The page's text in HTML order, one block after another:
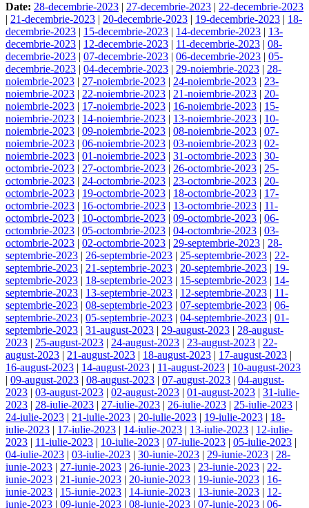
Date: 28-decembrie-2023 | 27-decembrie-2023 | 22-decembrie-2023
| 21-decembrie-2023 | 20-decembrie-2023 | 19-decembrie-2023 | 18-
decembrie-2023 | 15-decembrie-2023 | 14-decembrie-2023 | 13-
decembrie-2023 | 12-decembrie-2023 | 11-decembrie-2023 | 08-
decembrie-2023 | 07-decembrie-2023 | 06-decembrie-2023 | 05-
decembrie-2023 | 04-decembrie-2023 | 29-noiembrie-2023 | 28-
noiembrie-2023 | 27-noiembrie-2023 | 24-noiembrie-2023 | 23-
noiembrie-2023 | 22-noiembrie-2023 | 21-noiembrie-2023 | 20-
noiembrie-2023 | 17-noiembrie-2023 | 16-noiembrie-2023 | 15-
noiembrie-2023 | 14-noiembrie-2023 | 13-noiembrie-2023 | 10-
noiembrie-2023 | 09-noiembrie-2023 | 08-noiembrie-2023 | 07-
noiembrie-2023 | 06-noiembrie-2023 | 03-noiembrie-2023 | 02-
noiembrie-2023 | 01-noiembrie-2023 | 31-octombrie-2023 | 30-
octombrie-2023 | 27-octombrie-2023 | 26-octombrie-2023 | 25-
octombrie-2023 | 24-octombrie-2023 | 23-octombrie-2023 | 20-
octombrie-2023 | 19-octombrie-2023 | 18-octombrie-2023 | 17-
octombrie-2023 | 16-octombrie-2023 | 13-octombrie-2023 | 11-
octombrie-2023 | 10-octombrie-2023 | 09-octombrie-2023 | 06-
octombrie-2023 | 05-octombrie-2023 | 04-octombrie-2023 | 03-
octombrie-2023 | 02-octombrie-2023 | 29-septembrie-2023 | 28-
septembrie-2023 | 26-septembrie-2023 | 25-septembrie-2023 | 22-
septembrie-2023 | 21-septembrie-2023 | 20-septembrie-2023 | 19-
septembrie-2023 | 18-septembrie-2023 | 15-septembrie-2023 | 14-
septembrie-2023 | 13-septembrie-2023 | 12-septembrie-2023 | 11-
septembrie-2023 | 08-septembrie-2023 | 07-septembrie-2023 | 06-
septembrie-2023 | 05-septembrie-2023 | 04-septembrie-2023 | 01-
septembrie-2023 | 31-august-2023 | 29-august-2023 | 28-august-
2023 | 25-august-2023 | 24-august-2023 | 23-august-2023 | 22-
august-2023 | 21-august-2023 | 18-august-2023 | 17-august-2023 |
16-august-2023 | 14-august-2023 | 11-august-2023 | 10-august-2023
| 09-august-2023 | 08-august-2023 | 07-august-2023 | 04-august-
2023 | 03-august-2023 | 02-august-2023 | 01-august-2023 | 31-iulie-
2023 | 28-iulie-2023 | 27-iulie-2023 | 26-iulie-2023 | 25-iulie-2023 |
24-iulie-2023 | 21-iulie-2023 | 20-iulie-2023 | 19-iulie-2023 | 18-
iulie-2023 | 17-iulie-2023 | 14-iulie-2023 | 13-iulie-2023 | 12-iulie-
2023 | 11-iulie-2023 | 10-iulie-2023 | 07-iulie-2023 | 05-iulie-2023 |
04-iulie-2023 | 03-iulie-2023 | 30-iunie-2023 | 29-iunie-2023 | 28-
iunie-2023 | 27-iunie-2023 | 26-iunie-2023 | 23-iunie-2023 | 22-
iunie-2023 | 21-iunie-2023 | 20-iunie-2023 | 19-iunie-2023 | 16-
iunie-2023 | 15-iunie-2023 | 14-iunie-2023 | 13-iunie-2023 | 12-
iunie-2023 | 09-iunie-2023 | 08-iunie-2023 | 07-iunie-2023 | 06-